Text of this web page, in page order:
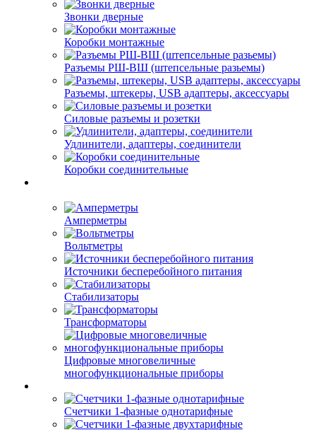
Звонки дверные
Коробки монтажные
Разъемы РШ-ВШ (штепсельные разьемы)
Разъемы, штекеры, USB адаптеры, аксессуары
Силовые разъемы и розетки
Удлинители, адаптеры, соединители
Коробки соединительные
Амперметры
Вольтметры
Источники бесперебойного питания
Стабилизаторы
Трансформаторы
Цифровые многовеличные
многофункциональные приборы
Счетчики 1-фазные однотарифные